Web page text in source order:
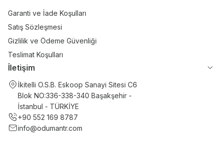
Garanti ve İade Koşulları
Satış Sözleşmesi
Gizlilik ve Ödeme Güvenliği
Teslimat Koşulları
İletişim
İkitelli O.S.B. Eskoop Sanayi Sitesi C6
Blok NO:336-338-340 Başakşehir -
İstanbul - TÜRKİYE
+90 552 169 8787
info@odumantr.com